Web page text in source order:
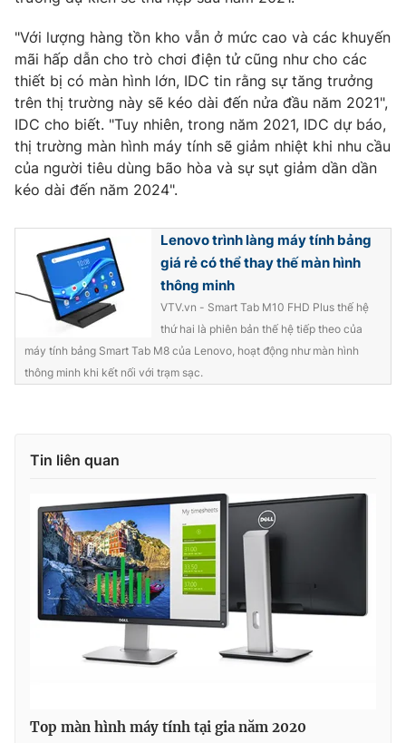
Ðiện thoại Thời báo VTV:
024.66 897 897
Email:toasoan@vtv.vn
Liên hệ quảng cáo: 024-7300.7108
® Cấm sao chép dưới mọi hình thức nếu không có sự chấp
thuận bằng văn bản. Ghi rõ nguồn VTV.vn khi phát hành lại
thông tin từ website này.
"Với lượng hàng tồn kho vẫn ở mức cao và các khuyến
mãi hấp dẫn cho trò chơi điện tử cũng như cho các
thiết bị có màn hình lớn, IDC tin rằng sự tăng trưởng
trên thị trường này sẽ kéo dài đến nửa đầu năm 2021",
IDC cho biết. "Tuy nhiên, trong năm 2021, IDC dự báo,
thị trường màn hình máy tính sẽ giảm nhiệt khi nhu cầu
của người tiêu dùng bão hòa và sự sụt giảm dần dần
kéo dài đến năm 2024".
Lenovo trình làng máy tính bảng
giá rẻ có thể thay thế màn hình
thông minh
VTV.vn - Smart Tab M10 FHD Plus thế hệ
thứ hai là phiên bản thế hệ tiếp theo của
máy tính bảng Smart Tab M8 của Lenovo, hoạt động như màn hình
thông minh khi kết nối với trạm sạc.
Tin liên quan
Top màn hình máy tính tại gia năm 2020